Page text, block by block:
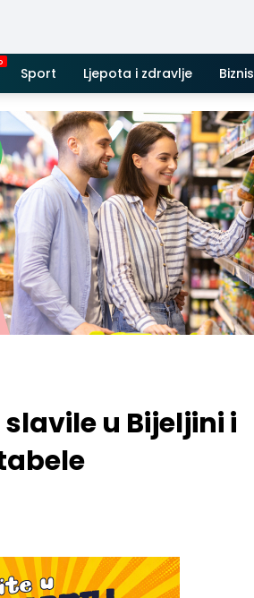
Sport Ljepota i zdravlje Biznis
u Bijeljini i